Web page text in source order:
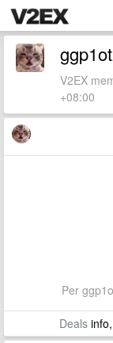
V2EX
+08:00
Per
Dealsinfo,